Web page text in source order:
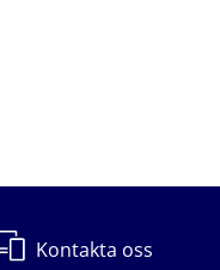
Kontakta oss